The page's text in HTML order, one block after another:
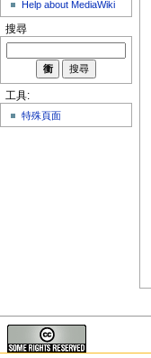
Help about MediaWiki
搜尋
工具:
特殊頁面